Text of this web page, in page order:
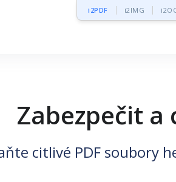
i2PDF i2IMG
Zabezpečit a
citlivé PDF soubory